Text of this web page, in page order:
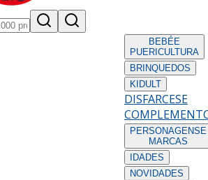
BEBÉE
PUERICULTURA
BRINQUEDOS
KIDULT
DISFARCESE
PERSONAGENS E
MARCAS
IDADES
NOVIDADES